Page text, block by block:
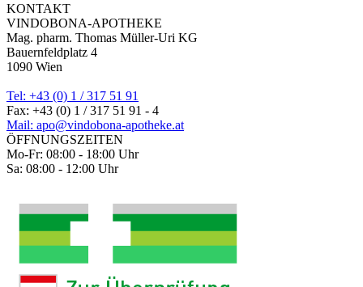
KONTAKT
VINDOBONA-APOTHEKE
Mag. pharm. Thomas Müller-Uri KG
Bauernfeldplatz 4
1090 Wien
Tel: +43 (0) 1 / 317 51 91
Fax: +43 (0) 1 / 317 51 91 - 4
Mail: apo@vindobona-apotheke.at
ÖFFNUNGSZEITEN
Mo-Fr: 08:00 - 18:00 Uhr
Sa: 08:00 - 12:00 Uhr